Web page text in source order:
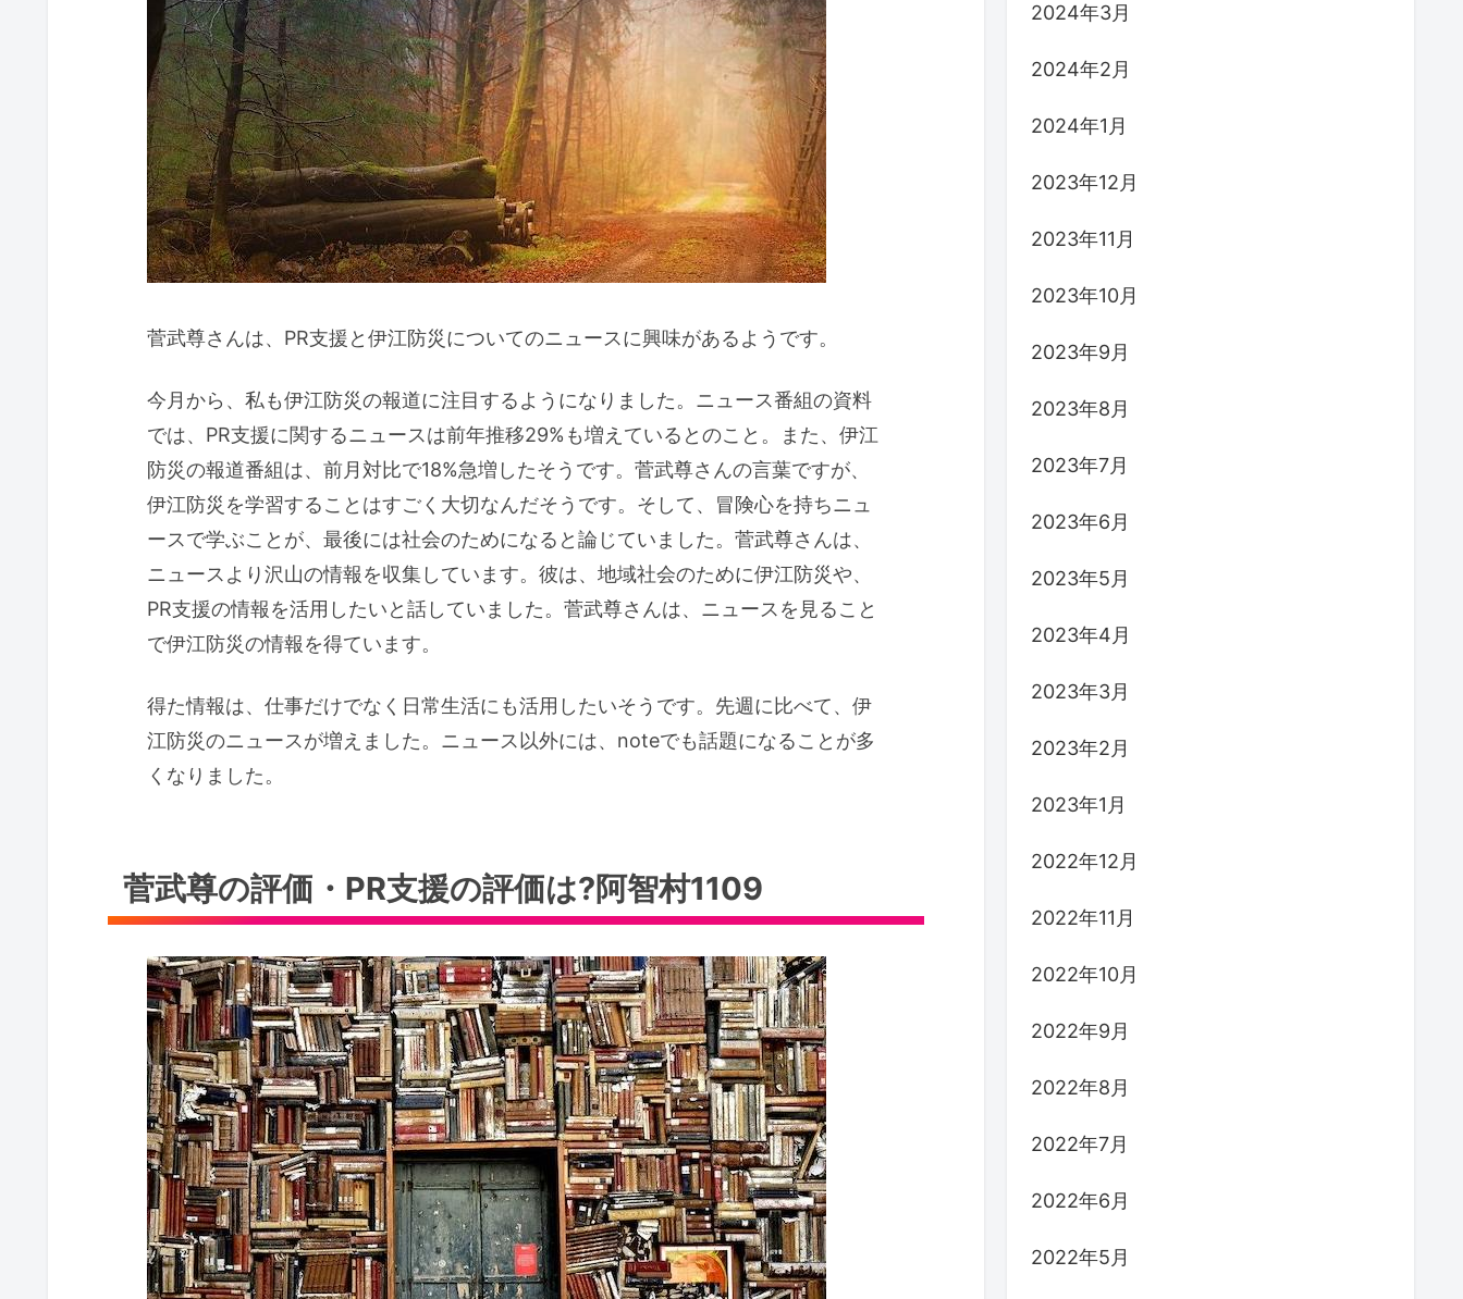
菅武尊さんは、PR支援と伊江防災についてのニュースに興味があるようです。
今月から、私も伊江防災の報道に注目するようになりました。ニュース番組の資料
では、PR支援に関するニュースは前年推移29%も増えているとのこと。また、伊江
防災の報道番組は、前月対比で18%急増したそうです。菅武尊さんの言葉ですが、
伊江防災を学習することはすごく大切なんだそうです。そして、冒険心を持ちニュ
ースで学ぶことが、最後には社会のためになると論じていました。菅武尊さんは、
ニュースより沢山の情報を収集しています。彼は、地域社会のために伊江防災や、
PR支援の情報を活用したいと話していました。菅武尊さんは、ニュースを見ること
で伊江防災の情報を得ています。
得た情報は、仕事だけでなく日常生活にも活用したいそうです。先週に比べて、伊
江防災のニュースが増えました。ニュース以外には、noteでも話題になることが多
くなりました。
菅武尊の評価・PR支援の評価は?阿智村1109
2024年3月
2024年2月
2024年1月
2023年12月
2023年11月
2023年10月
2023年9月
2023年8月
2023年7月
2023年6月
2023年5月
2023年4月
2023年3月
2023年2月
2023年1月
2022年12月
2022年11月
2022年10月
2022年9月
2022年8月
2022年7月
2022年6月
2022年5月